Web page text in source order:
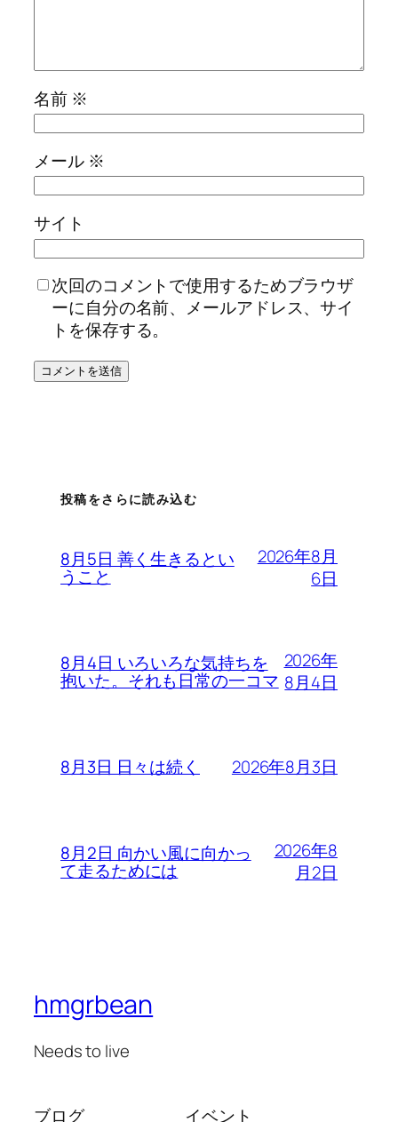
名前 ※
メール ※
サイト
次回のコメントで使用するためブラウザ
ーに自分の名前、メールアドレス、サイ
トを保存する。
投稿をさらに読み込む
8月5日 善く生きるとい
うこと
2026年8月
6日
8月4日 いろいろな気持ちを
抱いた。それも日常の一コマ
2026年
8月4日
8月3日 日々は続く 2026年8月3日
8月2日 向かい風に向かっ
て走るためには
2026年8
月2日
hmgrbean
Needs to live
ブログ イベント